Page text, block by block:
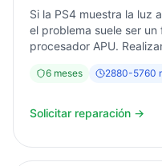
Si la PS4 muestra la luz
el problema suele ser
procesador APU.
Garantía 6 meses por
6 meses 2880-5760
Solicitar reparación →